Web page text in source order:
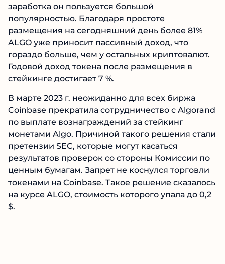
заработка он пользуется большой
популярностью. Благодаря простоте
размещения на сегодняшний день более 81%
ALGO уже приносит пассивный доход, что
гораздо больше, чем у остальных криптовалют.
Годовой доход токена после размещения в
стейкинге достигает 7 %.
В марте 2023 г. неожиданно для всех биржа
Coinbase прекратила сотрудничество с Algorand
по выплате вознаграждений за стейкинг
монетами Algo. Причиной такого решения стали
претензии SEC, которые могут касаться
результатов проверок со стороны Комиссии по
ценным бумагам. Запрет не коснулся торговли
токенами на Coinbase. Такое решение сказалось
на курсе ALGO, стоимость которого упала до 0,2
$.